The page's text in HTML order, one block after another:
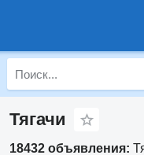
Тягачи
18432 объявления: